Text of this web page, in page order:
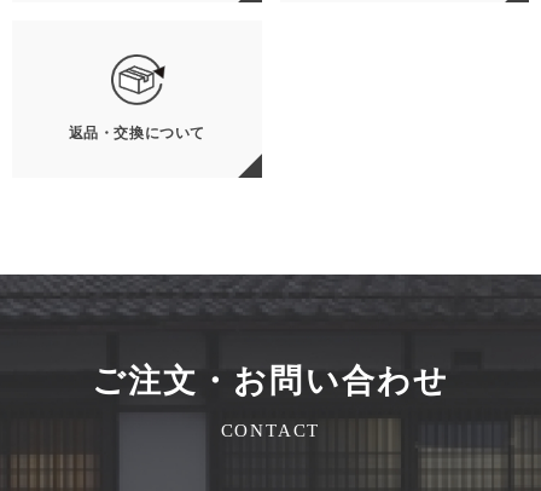
返品・交換について
ご注文・お問い合わせ
CONTACT